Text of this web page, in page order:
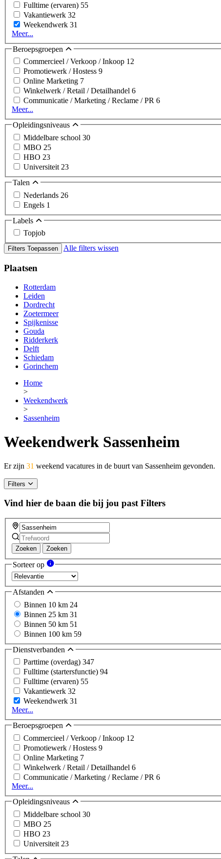
Fulltime (ervaren) 55
Vakantiewerk 32
Weekendwerk 31
Meer...
Beroepsgroepen
Commercieel / Verkoop / Inkoop 12
Promotiewerk / Hostess 9
Online Marketing 7
Winkelwerk / Retail / Detailhandel 6
Communicatie / Marketing / Reclame / PR 6
Meer...
Opleidingsniveaus
Middelbare school 30
MBO 25
HBO 23
Universiteit 23
Talen
Nederlands 26
Engels 1
Labels
Topjob
Filters Toepassen Alle filters wissen
Plaatsen
Rotterdam
Leiden
Dordrecht
Zoetermeer
Spijkenisse
Gouda
Ridderkerk
Delft
Schiedam
Gorinchem
Home
>
Weekendwerk
>
Sassenheim
Weekendwerk Sassenheim
Er zijn 31 weekend vacatures in de buurt van Sassenheim gevonden.
Filters
Vind hier de baan die bij jou past Filters
Zoeken Zoeken
Sorteer op
Afstanden
Binnen 10 km 24
Binnen 25 km 31
Binnen 50 km 51
Binnen 100 km 59
Dienstverbanden
Parttime (overdag) 347
Fulltime (startersfunctie) 94
Fulltime (ervaren) 55
Vakantiewerk 32
Weekendwerk 31
Meer...
Beroepsgroepen
Commercieel / Verkoop / Inkoop 12
Promotiewerk / Hostess 9
Online Marketing 7
Winkelwerk / Retail / Detailhandel 6
Communicatie / Marketing / Reclame / PR 6
Meer...
Opleidingsniveaus
Middelbare school 30
MBO 25
HBO 23
Universiteit 23